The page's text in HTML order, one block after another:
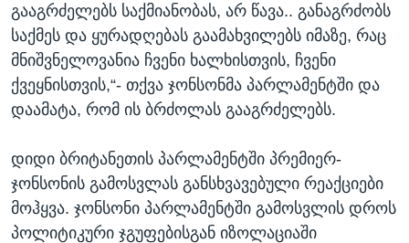
გააგრძელებს საქმიანობას, არ წავა.. განაგრძობს
საქმეს და ყურადღებას გაამახვილებს იმაზე, რაც
მნიშვნელოვანია ჩვენი ხალხისთვის, ჩვენი
ქვეყნისთვის,“- თქვა ჯონსონმა პარლამენტში და
დაამატა, რომ ის ბრძოლას გააგრძელებს.
დიდი ბრიტანეთის პარლამენტში პრემიერ-
ჯონსონის გამოსვლას განსხვავებული რეაქციები
მოჰყვა. ჯონსონი პარლამენტში გამოსვლის დროს
პოლიტიკური ჯგუფებისგან იზოლაციაში